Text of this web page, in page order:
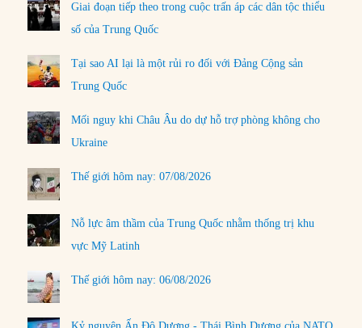
Giai đoạn tiếp theo trong cuộc trấn áp các dân tộc thiểu
số của Trung Quốc
Tại sao AI lại là một rủi ro đối với Đảng Cộng sản
Trung Quốc
Mối nguy khi Châu Âu do dự hỗ trợ phòng không cho
Ukraine
Thế giới hôm nay: 07/08/2026
Nỗ lực âm thầm của Trung Quốc nhằm thống trị khu
vực Mỹ Latinh
Thế giới hôm nay: 06/08/2026